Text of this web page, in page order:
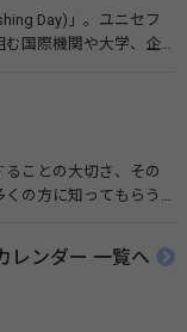
Day)」。ユニセフ
む国際機関や大学、企
ことの大切さ、その
の方に知ってもらう
ガイド）
レンダー 一覧へ